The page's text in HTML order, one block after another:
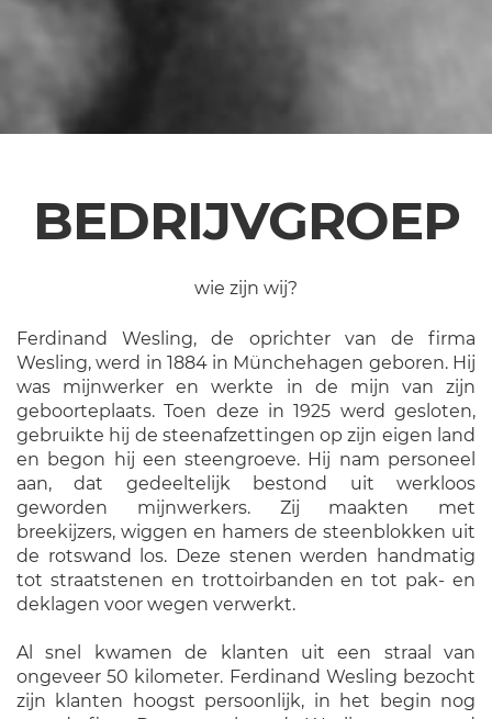
BEDRIJVGROEP
wie zijn wij?
Ferdinand Wesling, de oprichter van de firma
Wesling, werd in 1884 in Münchehagen geboren. Hij
was mijnwerker en werkte in de mijn van zijn
geboorteplaats. Toen deze in 1925 werd gesloten,
gebruikte hij de steenafzettingen op zijn eigen land
en begon hij een steengroeve. Hij nam personeel
aan, dat gedeeltelijk bestond uit werkloos
geworden mijnwerkers. Zij maakten met
breekijzers, wiggen en hamers de steenblokken uit
de rotswand los. Deze stenen werden handmatig
tot straatstenen en trottoirbanden en tot pak- en
deklagen voor wegen verwerkt.
Al snel kwamen de klanten uit een straal van
ongeveer 50 kilometer. Ferdinand Wesling bezocht
zijn klanten hoogst persoonlijk, in het begin nog